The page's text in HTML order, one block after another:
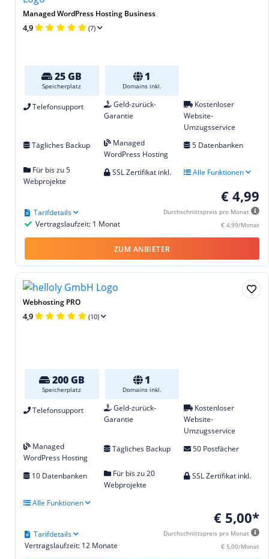
Managed WordPress Hosting Business
4,9 (7)
25 GB
Speicherplatz
1
Domains inkl.
Telefonsupport
Geld-zurück-
Garantie
Kostenloser
Website-
Umzugsservice
Tägliches Backup
Managed
WordPress Hosting
5 Datenbanken
Für bis zu 5
Webprojekte
SSL Zertifikat inkl. Alle Funktionen
€ 4,99
Durchschnittspreis pro Monat
€ 4,99/Monat
Vertragslaufzeit: 1 Monat
Tarifdetails
ZUM ANBIETER
Webhosting PRO
4,9 (10)
200 GB
Speicherplatz
1
Domains inkl.
Telefonsupport
Geld-zurück-
Garantie
Kostenloser
Website-
Umzugsservice
Managed
WordPress Hosting
Tägliches Backup 50 Postfächer
10 Datenbanken
Für bis zu 20
Webprojekte
SSL Zertifikat inkl.
Alle Funktionen
€ 5,00*
Durchschnittspreis pro Monat
€ 5,00/Monat
Vertragslaufzeit: 12 Monate
Tarifdetails